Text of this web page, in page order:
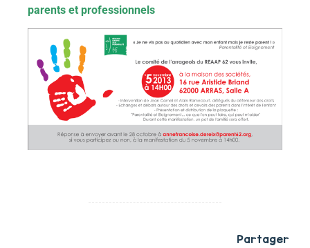
parents et professionnels
Partager